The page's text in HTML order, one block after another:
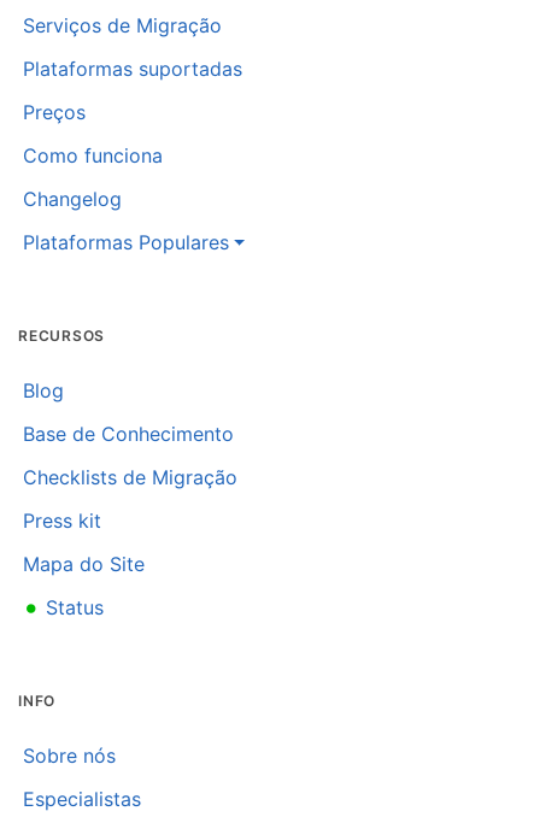
Serviços de Migração
Plataformas suportadas
Preços
Como funciona
Changelog
Plataformas Populares
RECURSOS
Blog
Base de Conhecimento
Checklists de Migração
Press kit
Mapa do Site
• Status
INFO
Sobre nós
Especialistas